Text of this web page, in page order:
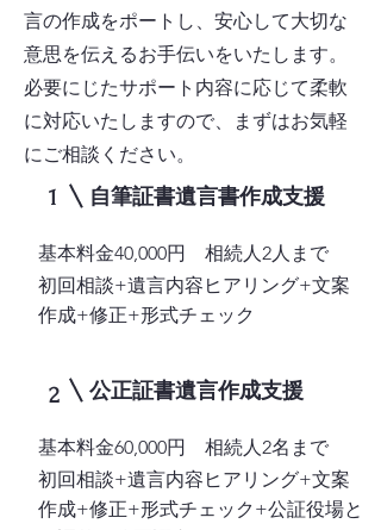
言の作成をポートし、安心して大切な
意思を伝えるお手伝いをいたします。
必要にじたサポート内容に応じて柔軟
に対応いたしますので、まずはお気軽
にご相談ください。
1 ​自筆証書遺言書作成支援
基本料金40,000円 相続人2人まで
初回相談+遺言内容ヒアリング+文案
作成+修正+形式チェック
2 公正証書遺言作成支援
基本料金60,000円 相続人2名まで
初回相談+遺言内容ヒアリング+文案
作成+修正+形式チェック+公証役場と